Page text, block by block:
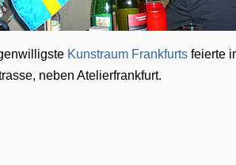
Kunstraum Frankfurts feierte
neben Atelierfrankfurt.